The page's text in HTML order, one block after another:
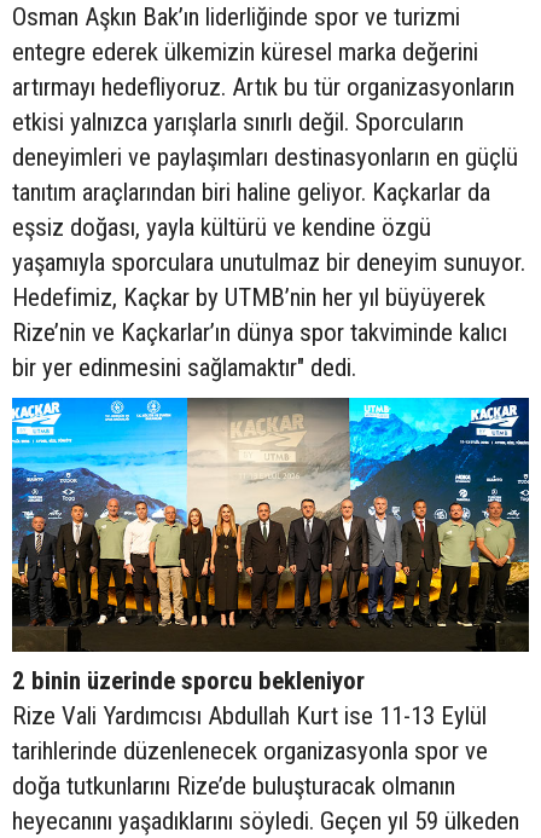
Osman Aşkın Bak’ın liderliğinde spor ve turizmi
entegre ederek ülkemizin küresel marka değerini
artırmayı hedefliyoruz. Artık bu tür organizasyonların
etkisi yalnızca yarışlarla sınırlı değil. Sporcuların
deneyimleri ve paylaşımları destinasyonların en güçlü
tanıtım araçlarından biri haline geliyor. Kaçkarlar da
eşsiz doğası, yayla kültürü ve kendine özgü
yaşamıyla sporculara unutulmaz bir deneyim sunuyor.
Hedefimiz, Kaçkar by UTMB’nin her yıl büyüyerek
Rize’nin ve Kaçkarlar’ın dünya spor takviminde kalıcı
bir yer edinmesini sağlamaktır" dedi.
2 binin üzerinde sporcu bekleniyor
Rize Vali Yardımcısı Abdullah Kurt ise 11-13 Eylül
tarihlerinde düzenlenecek organizasyonla spor ve
doğa tutkunlarını Rize’de buluşturacak olmanın
heyecanını yaşadıklarını söyledi. Geçen yıl 59 ülkeden